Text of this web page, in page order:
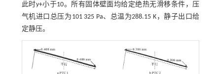
此时y+小于10。所有固体壁面均给定绝热无滑移条件，压
气机进口总压为101 325 Pa、总温为288.15 K，静子出口给
定静压。